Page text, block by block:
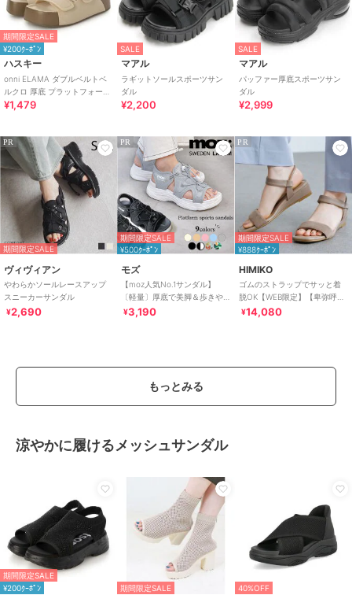
期間限定SALE
¥200ｸｰﾎﾟﾝ
ハスキー
onni ELAMA ダブルベルトベ
ルクロ 厚底 プラットフォーム
サンダル
¥1,479
SALE
マアル
ラギットソールスポーツサン
ダル
¥2,200
SALE
マアル
パッファー厚底スポーツサン
ダル
¥2,999
PR
期間限定SALE
ヴィヴィアン
やわらかソールレースアップ
スニーカーサンダル
¥2,690
PR
期間限定SALE
¥500ｸｰﾎﾟﾝ
モズ
【moz人気No.1サンダル】
〔軽量〕厚底で美脚＆歩きや
すい！疲れにくいフィット感
¥3,190
PR
期間限定SALE
¥888ｸｰﾎﾟﾝ
HIMIKO
ゴムのストラップでサッと着
脱OK【WEB限定】【卑弥呼
26SS】ゴムストラップサンダ
¥14,080
もっとみる
涼やかに履けるメッシュサンダル
期間限定SALE
¥200ｸｰﾎﾟﾝ
期間限定SALE 40%OFF